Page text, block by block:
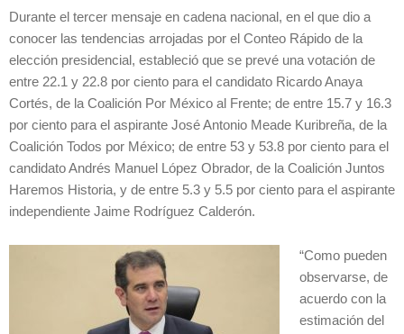
Durante el tercer mensaje en cadena nacional, en el que dio a
conocer las tendencias arrojadas por el Conteo Rápido de la
elección presidencial, estableció que se prevé una votación de
entre 22.1 y 22.8 por ciento para el candidato Ricardo Anaya
Cortés, de la Coalición Por México al Frente; de entre 15.7 y 16.3
por ciento para el aspirante José Antonio Meade Kuribreña, de la
Coalición Todos por México; de entre 53 y 53.8 por ciento para el
candidato Andrés Manuel López Obrador, de la Coalición Juntos
Haremos Historia, y de entre 5.3 y 5.5 por ciento para el aspirante
independiente Jaime Rodríguez Calderón.
“Como pueden
observarse, de
acuerdo con la
estimación del